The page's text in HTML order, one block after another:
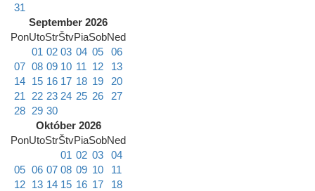
31
September 2026
PonUtoStrŠtvPiaSobNed
01 02 03 04 05
06
07 08 09 10 11 12
13
14 15 16 17 18 19
20
21
22 23 24 25 26
27
28 29 30
Október 2026
PonUtoStrŠtvPiaSobNed
01 02 03
04
05 06 07 08 09 10
11
12 13 14 15 16 17
18